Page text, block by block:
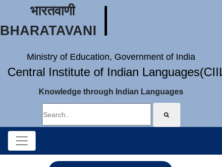
भारतवाणी
BHARATAVANI
Ministry of Education, Government of India
Central Institute of Indian
Knowledge through Indian Languages